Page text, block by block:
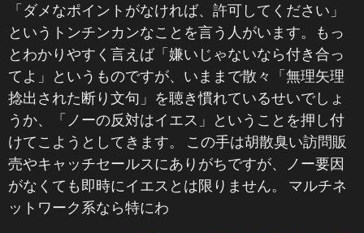
「ダメなポイントがなければ、許可してください」
というトンチンカンなことを言う人がいます。もっ
とわかりやすく言えば「嫌いじゃないなら付き合っ
てよ」というものですが、いままで散々「無理矢理
捻出された断り文句」を聴き慣れているせいでしょ
うか、「ノーの反対はイエス」ということを押し付
けてこようとしてきます。 この手は胡散臭い訪問販
売やキャッチセールスにありがちですが、ノー要因
がなくても即時にイエスとは限りません。 マルチネ
ットワーク系なら特にわ